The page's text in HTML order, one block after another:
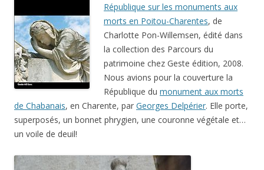
République sur les monuments aux
morts en Poitou-Charentes, de
Charlotte Pon-Willemsen, édité dans
la collection des Parcours du
patrimoine chez Geste édition, 2008.
Nous avions pour la couverture la
République du monument aux morts
de Chabanais, en Charente, par Georges Delpérier. Elle porte,
superposés, un bonnet phrygien, une couronne végétale et…
un voile de deuil!